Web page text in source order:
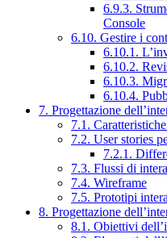
6.9.3.
Console
6.10. Gestire i
6.10.1.
6.10.2.
6.10.3.
6.10.4.
7. Progettazione
7.1.
7.2. User stories
7.2.1.
7.3. Flussi di
7.4. Wireframe
7.5. Prototipi
8. Progettazione
8.1. Obiettivi